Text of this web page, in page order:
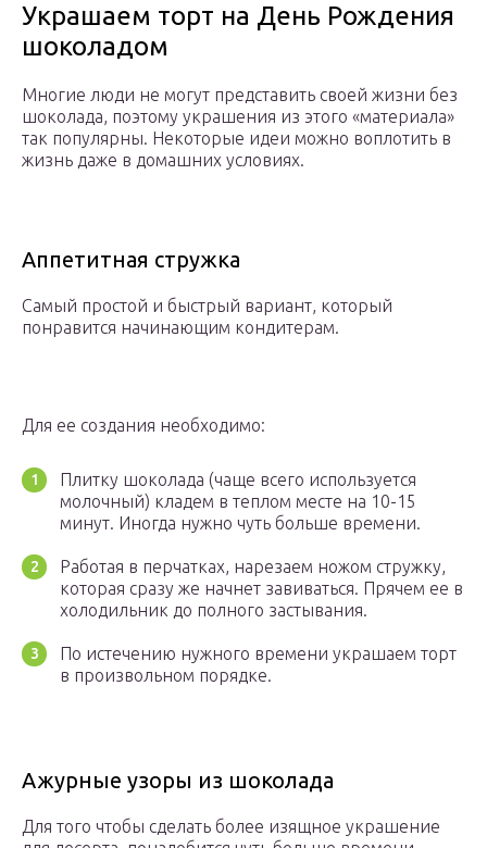
Украшаем торт на День Рождения
шоколадом
Многие люди не могут представить своей жизни без
шоколада, поэтому украшения из этого «материала»
так популярны. Некоторые идеи можно воплотить в
жизнь даже в домашних условиях.
Аппетитная стружка
Самый простой и быстрый вариант, который
понравится начинающим кондитерам.
Для ее создания необходимо:
Плитку шоколада (чаще всего используется
молочный) кладем в теплом месте на 10-15
минут. Иногда нужно чуть больше времени.
Работая в перчатках, нарезаем ножом стружку,
которая сразу же начнет завиваться. Прячем ее в
холодильник до полного застывания.
По истечению нужного времени украшаем торт
в произвольном порядке.
Ажурные узоры из шоколада
Для того чтобы сделать более изящное украшение